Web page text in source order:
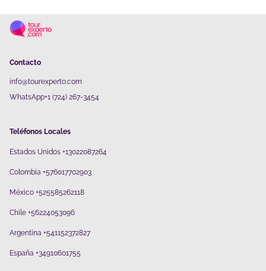
Contacto
info@tourexperto.com
WhatsApp+1 (724) 267-3454
Teléfonos Locales
Estados Unidos +13022087264
Colombia +576017702903
México +525585262118
Chile +56224053096
Argentina +541152372827
España +34910601755